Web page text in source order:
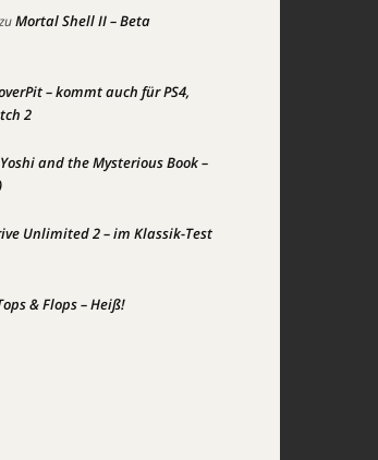
zuMortal Shell II – Beta
– kommt auch für PS4,
2
Yoshi and the Mysterious Book –
Unlimited 2 – im Klassik-Test
& Flops – Heiß!